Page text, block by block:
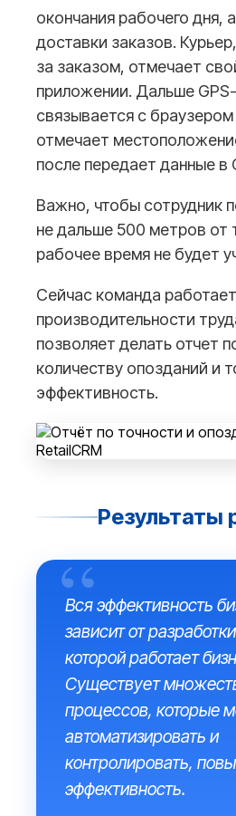
окончания рабочего дня,
доставки заказов.
за заказом, отмечает
приложении. Дальше
связывается с
отмечает
после передает данные в
Важно, чтобы сотрудник
не дальше 500 метров от
рабочее время не будет
Сейчас команда
производительности
позволяет делать отчет
количеству опозданий и
эффективность.
Результаты
Вся эффективность
зависит от
которой работает
Существует
процессов, которые
автоматизировать и
контролировать,
эффективность.